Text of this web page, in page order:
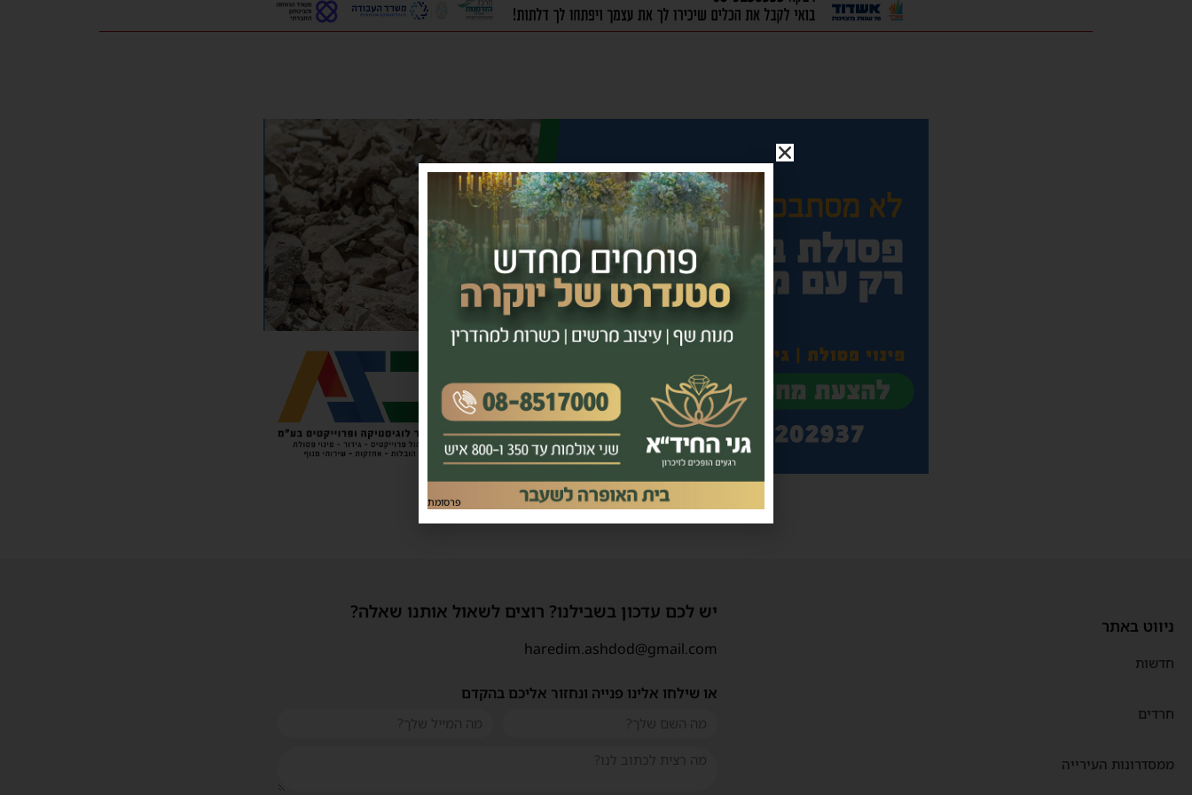
ניווט באתר
חדשות
חרדים
ממסדרונות העירייה
יש לכם עדכון בשבילנו? רוצים לשאול אותנו שאלה?
haredim.ashdod@gmail.com
או שילחו אלינו פנייה ונחזור אליכם בהקדם
פרסומת